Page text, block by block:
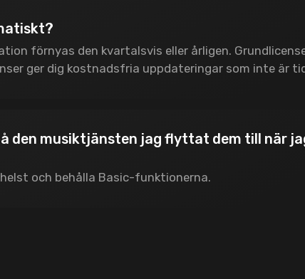
förnyas den kvartalsvis eller årligen.
ger dig kostnadsfria uppdateringar som inte är
den musiktjänsten jag flyttat dem till när
och behålla Basic-funktionerna.